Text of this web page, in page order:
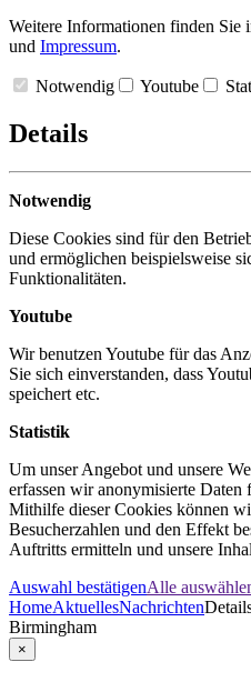
Weitere Informationen finden Sie
und Impressum.
Notwendig Youtube
Details
Notwendig
Diese Cookies sind für den
und ermöglichen beispielsweise
Funktionalitäten.
Youtube
Wir benutzen Youtube für das
Sie sich einverstanden, dass
speichert etc.
Statistik
Um unser Angebot und unsere
erfassen wir anonymisierte Daten
Mithilfe dieser Cookies können
Besucherzahlen und den Effekt
Auftritts ermitteln und unsere
Auswahl bestätigenAlle
HomeAktuellesNachrichten
Birmingham
×